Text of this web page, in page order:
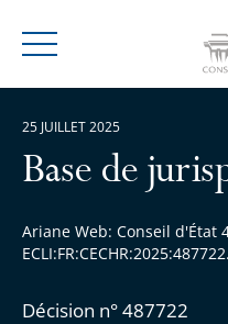
Menu
Base de
Ariane Web: Conseil d'État
Décision n° 487722
25 JUILLET 2025